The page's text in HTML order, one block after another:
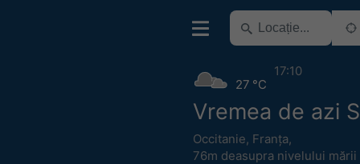
Vremea de azi
Occitanie, Franța,
76m deasupra nivelului mării
27 °C
17:10